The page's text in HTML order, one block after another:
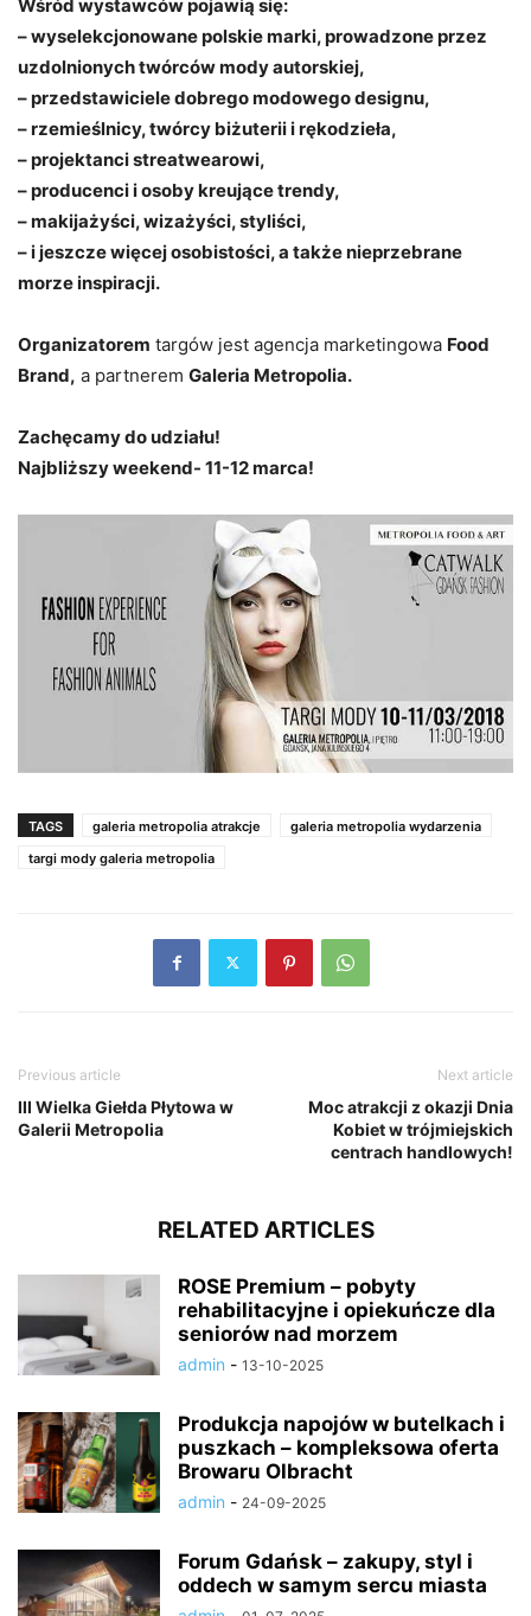
Wśród wystawców pojawią się:
– wyselekcjonowane polskie marki, prowadzone przez
uzdolnionych twórców mody autorskiej,
– przedstawiciele dobrego modowego designu,
– rzemieślnicy, twórcy biżuterii i rękodzieła,
– projektanci streatwearowi,
– producenci i osoby kreujące trendy,
– makijażyści, wizażyści, styliści,
– i jeszcze więcej osobistości, a także nieprzebrane
morze inspiracji.
Organizatorem targów jest agencja marketingowa Food
Brand, a partnerem Galeria Metropolia.
Zachęcamy do udziału!
Najbliższy weekend- 11-12 marca!
TAGS galeria metropolia atrakcje
galeria metropolia wydarzenia
targi mody galeria metropolia
Previous article
III Wielka Giełda Płytowa w
Galerii Metropolia
Next article
Moc atrakcji z okazji Dnia
Kobiet w trójmiejskich
centrach handlowych!
RELATED ARTICLES
ROSE Premium – pobyty
rehabilitacyjne i opiekuńcze dla
seniorów nad morzem
admin - 13-10-2025
Produkcja napojów w butelkach i
puszkach – kompleksowa oferta
Browaru Olbracht
admin - 24-09-2025
Forum Gdańsk – zakupy, styl i
oddech w samym sercu miasta